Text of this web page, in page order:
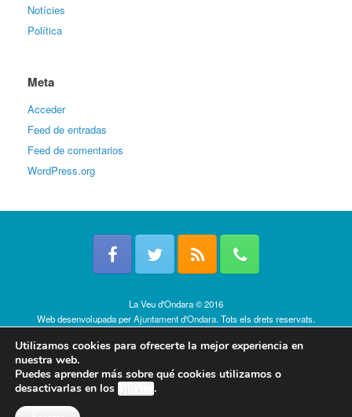
Notícies
Política
Meta
Acceder
Feed de entradas
Feed de comentarios
WordPress.org
La Veu d'Ondara © 2016
Web desenvolupada perAjuntament d'Ondara. Tots els drets reservats.
Utilizamos cookies para ofrecerte la mejor experiencia en
nuestra web.
Puedes aprender más sobre qué cookies utilizamos o
desactivarlas en los ajustes.